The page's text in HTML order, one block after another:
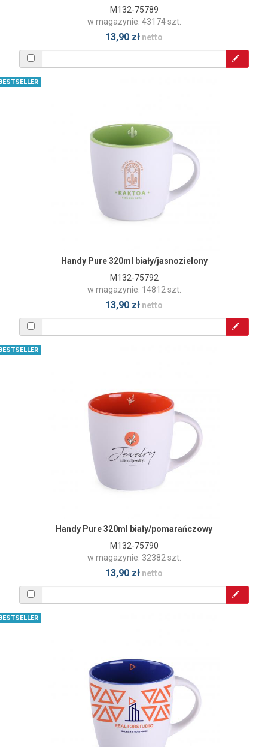
M132-75789
w magazynie: 43174 szt.
13,90 zł netto
Handy Pure 320ml biały/jasnozielony
M132-75792
w magazynie: 14812 szt.
13,90 zł netto
Handy Pure 320ml biały/pomarańczowy
M132-75790
w magazynie: 32382 szt.
13,90 zł netto